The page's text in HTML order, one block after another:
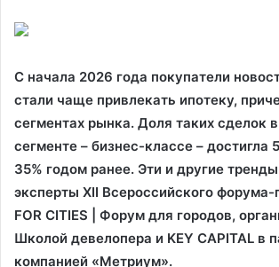
С начала 2026 года покупатели
стали чаще привлекать ипотеку,
сегментах рынка. Доля таких сделок
сегменте – бизнес-классе – достигла
35% годом ранее. Эти и другие
эксперты XII Всероссийского форума-
FOR CITIES | Форум для городов,
Школой девелопера и KEY CAPITAL в
компанией «Метриум».